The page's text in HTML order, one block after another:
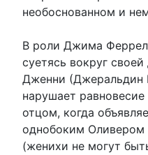
необоснованном и
В роли Джима
суетясь вокруг
Дженни (Джеральдин
нарушает
отцом, когда
однобоким Оливером
(женихи не могут